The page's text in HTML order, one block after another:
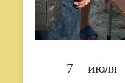
7 июля